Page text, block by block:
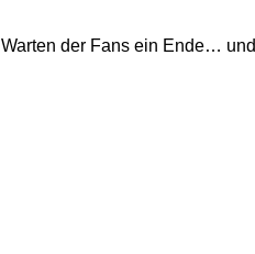
der Fans ein Ende… und